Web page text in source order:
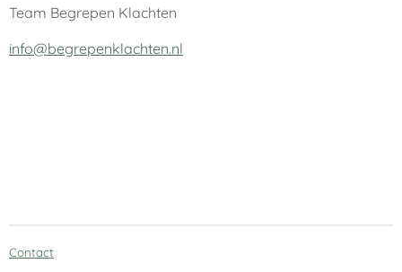
Team Begrepen Klachten
info@begrepenklachten.nl
Contact